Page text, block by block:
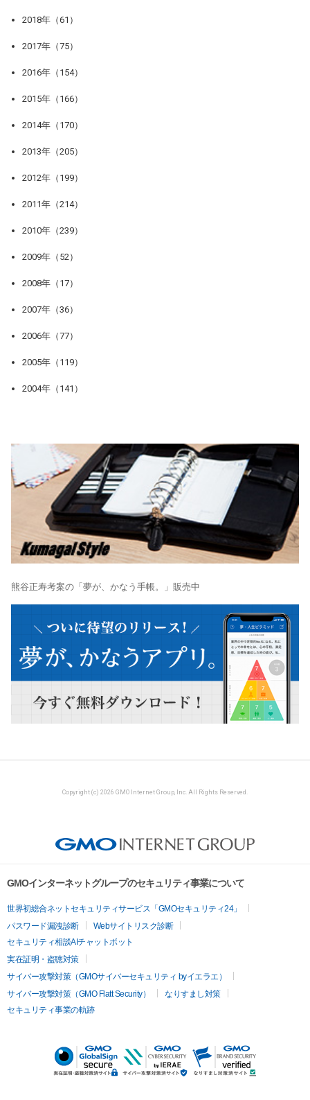
2018年（61）
2017年（75）
2016年（154）
2015年（166）
2014年（170）
2013年（205）
2012年（199）
2011年（214）
2010年（239）
2009年（52）
2008年（17）
2007年（36）
2006年（77）
2005年（119）
2004年（141）
熊谷正寿考案の「夢が、かなう手帳。」販売中
Copyright (c) 2026 GMO Internet Group, Inc. All Rights Reserved.
GMOインターネットグループのセキュリティ事業について
世界初総合ネットセキュリティサービス「GMOセキュリティ24」
パスワード漏洩診断
Webサイトリスク診断
セキュリティ相談AIチャットボット
実在証明・盗聴対策
サイバー攻撃対策（GMOサイバーセキュリティ byイエラエ）
サイバー攻撃対策（GMO Flatt Security）
なりすまし対策
セキュリティ事業の軌跡